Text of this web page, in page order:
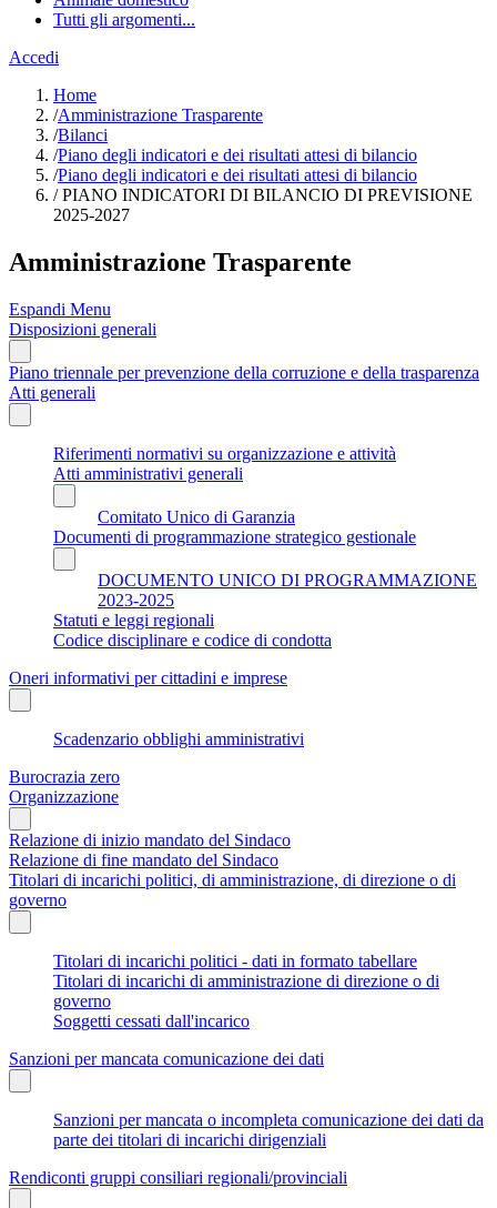
Tutti gli argomenti...
Accedi
Home
/Amministrazione Trasparente
/Bilanci
/Piano degli indicatori e dei risultati attesi di bilancio
/Piano degli indicatori e dei risultati attesi di bilancio
/PIANO INDICATORI DI BILANCIO DI PREVISIONE
2025-2027
Amministrazione Trasparente
Espandi Menu
Disposizioni generali
Piano triennale per prevenzione della corruzione e della trasparenza
Atti generali
Riferimenti normativi su organizzazione e attività
Atti amministrativi generali
Comitato Unico di Garanzia
Documenti di programmazione strategico gestionale
DOCUMENTO UNICO DI PROGRAMMAZIONE
2023-2025
Statuti e leggi regionali
Codice disciplinare e codice di condotta
Oneri informativi per cittadini e imprese
Scadenzario obblighi amministrativi
Burocrazia zero
Organizzazione
Relazione di inizio mandato del Sindaco
Relazione di fine mandato del Sindaco
Titolari di incarichi politici, di amministrazione, di direzione o di
governo
Titolari di incarichi politici - dati in formato tabellare
Titolari di incarichi di amministrazione di direzione o di
governo
Soggetti cessati dall'incarico
Sanzioni per mancata comunicazione dei dati
Sanzioni per mancata o incompleta comunicazione dei dati da
parte dei titolari di incarichi dirigenziali
Rendiconti gruppi consiliari regionali/provinciali